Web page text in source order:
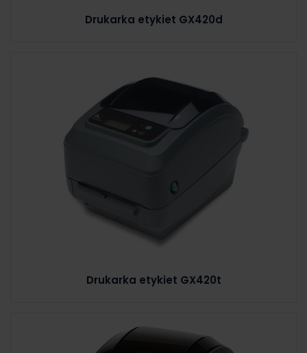
Drukarka etykiet GX420d
Drukarka etykiet GX420t